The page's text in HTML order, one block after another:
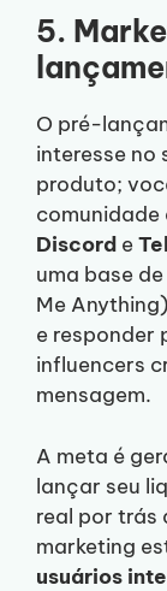
5.
O pré-
interesse no
produto;
comunidade
Discord e
uma base
Me
e responder
influencers
mensagem.
A meta é
lançar seu
real por trás
marketing
usuários